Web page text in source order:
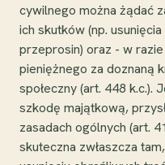
cywilnego można żądać
ich skutków (np.
przeprosin) oraz - w
pieniężnego za doznaną
społeczny (art. 448 k.c.).
szkodę majątkową,
zasadach ogólnych (art.
skuteczna zwłaszcza